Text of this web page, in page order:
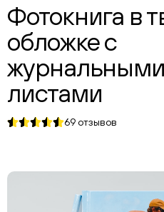
Фотокнига в
обложке с
журнальными
листами
69 отзывов